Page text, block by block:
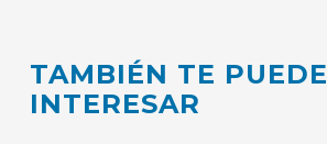
TAMBIÉN TE PUEDE
INTERESAR